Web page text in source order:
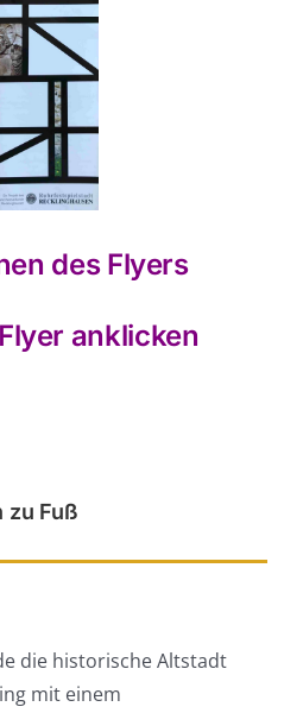
des Flyers
anklicken
zu Fuß
die historische Altstadt
mit einem